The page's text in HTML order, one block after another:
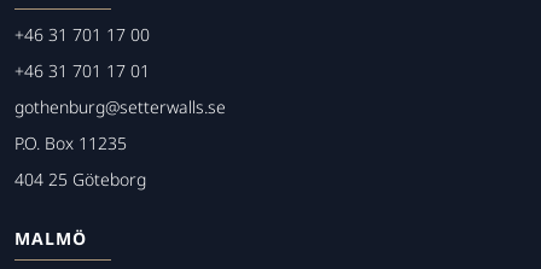
+46 31 701 17 00
+46 31 701 17 01
gothenburg@setterwalls.se
P.O. Box 11235
404 25 Göteborg
MALMÖ